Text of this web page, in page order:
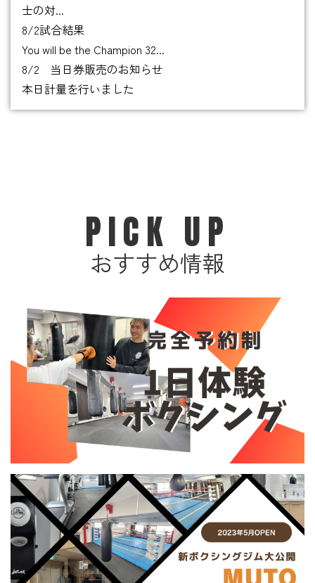
士の対...
8/2試合結果
You will be the Champion 32...
8/2 当日券販売のお知らせ
本日計量を行いました
PICK UP
おすすめ情報